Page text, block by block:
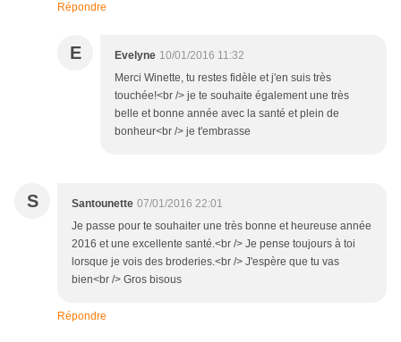
Répondre
E Evelyne 10/01/2016 11:32
Merci Winette, tu restes fidèle et j'en suis très
touchée!<br /> je te souhaite également une très
belle et bonne année avec la santé et plein de
bonheur<br /> je t'embrasse
S Santounette 07/01/2016 22:01
Je passe pour te souhaiter une très bonne et heureuse année
2016 et une excellente santé.<br /> Je pense toujours à toi
lorsque je vois des broderies.<br /> J'espère que tu vas
bien<br /> Gros bisous
Répondre